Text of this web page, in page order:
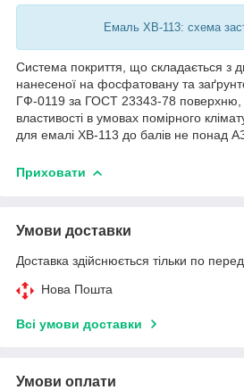
Емаль ХВ-113: схема
Система покриття, що складається з
нанесеної на фосфатовану та
ГФ-0119 за ГОСТ 23343-78 поверхню,
властивості в умовах помірного
для емалі ХВ-113 до балів не понад
Приховати
Умови доставки
Доставка здійснюється тільки по
Нова Пошта
Всі умови доставки
Умови оплати